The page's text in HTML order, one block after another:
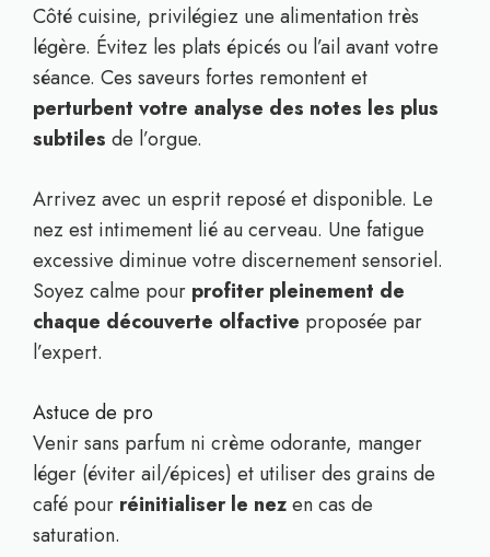
Côté cuisine, privilégiez une alimentation très
légère. Évitez les plats épicés ou l’ail avant votre
séance. Ces saveurs fortes remontent et
perturbent votre analyse des notes les plus
subtiles de l’orgue.
Arrivez avec un esprit reposé et disponible. Le
nez est intimement lié au cerveau. Une fatigue
excessive diminue votre discernement sensoriel.
Soyez calme pour profiter pleinement de
chaque découverte olfactive proposée par
l’expert.
Astuce de pro
Venir sans parfum ni crème odorante, manger
léger (éviter ail/épices) et utiliser des grains de
café pour réinitialiser le nezen cas de
saturation.